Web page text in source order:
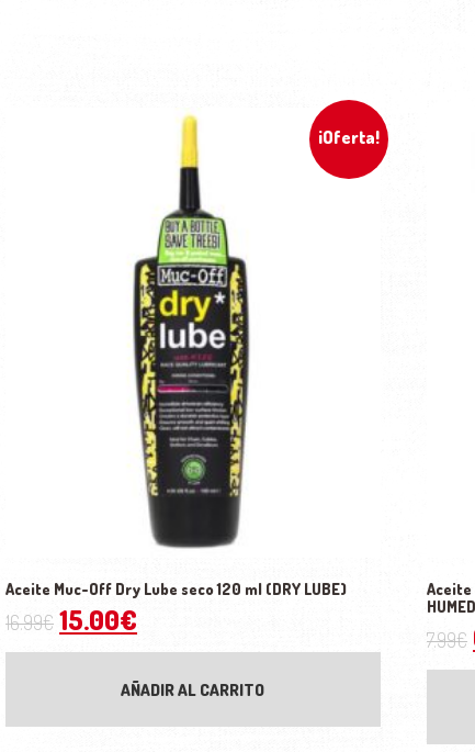
¡Oferta!
Aceite Muc-Off Dry Lube seco 120 ml (DRY LUBE)
16.99€ El precio original era: 16.99€.
15.00€ El precio actual es: 15.00€.
AÑADIR AL CARRITO
Aceite
7.99€